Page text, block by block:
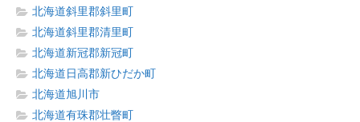
北海道斜里郡斜里町
北海道斜里郡清里町
北海道新冠郡新冠町
北海道日高郡新ひだか町
北海道旭川市
北海道有珠郡壮瞥町